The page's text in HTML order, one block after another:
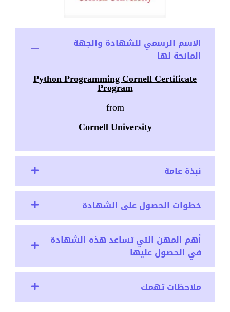
الاسم الرسمي للشهادة والجهة
المانحة لها
Python Programming Cornell Certificate
Program
– from –
Cornell University
نبذة عامة
خطوات الحصول على الشهادة
أهم المهن التي تساعد هذه الشهادة
في الحصول عليها
ملاحظات تهمك